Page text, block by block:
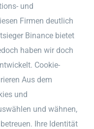
und
Firmen deutlich
Binance bietet
haben wir doch
Cookie-
Aus dem
und
und wähnen,
Ihre Identität